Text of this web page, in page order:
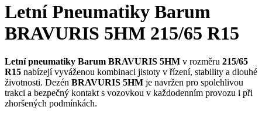
Letní Pneumatiky Barum
BRAVURIS 5HM 215/65 R15
Letní pneumatiky Barum BRAVURIS 5HM v rozměru 215/65
R15 nabízejí vyváženou kombinaci jistoty v řízení, stability a dlouhé
životnosti. Dezén BRAVURIS 5HM je navržen pro spolehlivou
trakci a bezpečný kontakt s vozovkou v každodenním provozu i při
zhoršených podmínkách.